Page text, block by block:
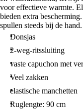
voor effectieve warmte.
bieden extra
spullen steeds bij de hand.
Donsjas
2-weg-ritssluiting
vaste capuchon met
Veel zakken
elastische manchetten
Ruglengte: 90 cm